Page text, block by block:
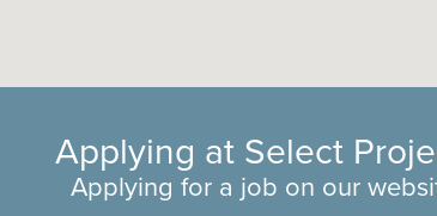
Applying at Select
Applying for a job on our